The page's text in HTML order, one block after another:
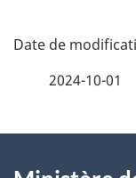
D
2024-10-01